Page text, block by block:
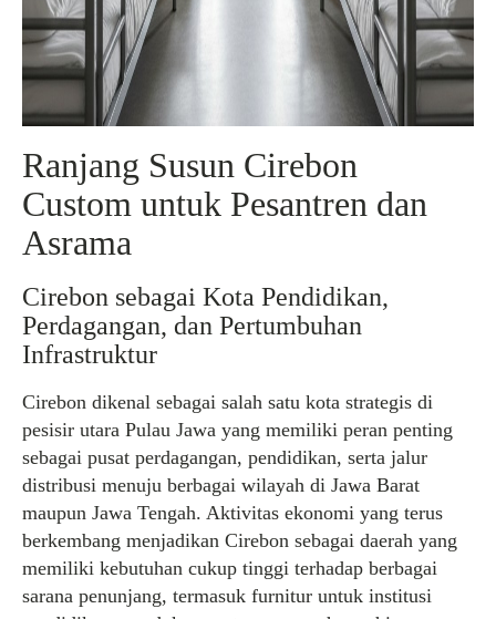
Ranjang Susun Cirebon
Custom untuk Pesantren dan
Asrama
Cirebon sebagai Kota Pendidikan,
Perdagangan, dan Pertumbuhan
Infrastruktur
Cirebon dikenal sebagai salah satu kota strategis di
pesisir utara Pulau Jawa yang memiliki peran penting
sebagai pusat perdagangan, pendidikan, serta jalur
distribusi menuju berbagai wilayah di Jawa Barat
maupun Jawa Tengah. Aktivitas ekonomi yang terus
berkembang menjadikan Cirebon sebagai daerah yang
memiliki kebutuhan cukup tinggi terhadap berbagai
sarana penunjang, termasuk furnitur untuk institusi